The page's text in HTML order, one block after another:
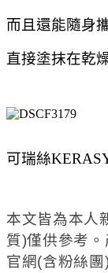
而且還能隨身
直接塗抹在乾
可瑞絲
本文皆為本人
質)僅供參考
官網(含粉絲